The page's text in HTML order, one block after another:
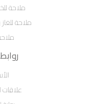
ملاحة
ملاحة للغاز
علاقات